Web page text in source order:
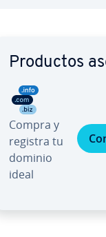
Productos
Compra y
registra tu
dominio
ideal